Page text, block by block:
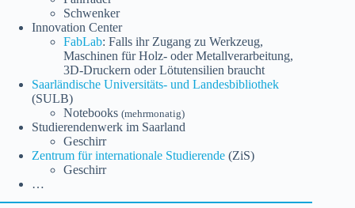
Schwenker
Innovation Center
FabLab: Falls ihr Zugang zu Werkzeug,
Maschinen für Holz- oder Metallverarbeitung,
3D-Druckern oder Lötutensilien braucht
Saarländische Universitäts- und Landesbibliothek
(SULB)
Notebooks (mehrmonatig)
Studierendenwerk im Saarland
Geschirr
Zentrum für internationale Studierende (ZiS)
Geschirr
…